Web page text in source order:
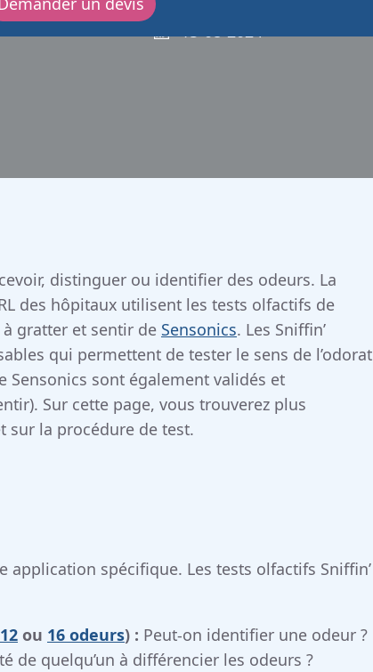
15-08-2024
distinguer ou identifier des odeurs. La
des hôpitaux utilisent les tests olfactifs de
gratter et sentir de Sensonics. Les Sniffin’
qui permettent de tester le sens de l’odorat
Sensonics sont également validés et
Sur cette page, vous trouverez plus
sur la procédure de test.
spécifique. Les tests olfactifs Sniffin’
ou 16 odeurs) : Peut-on identifier une odeur ?
de quelqu’un à différencier les odeurs ?